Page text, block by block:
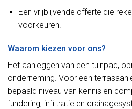
Een vrijblijvende offerte die
voorkeuren.
Waarom kiezen voor ons?
Het aanleggen van een tuinpad,
onderneming. Voor een
bepaald niveau van kennis en
fundering, infiltratie en